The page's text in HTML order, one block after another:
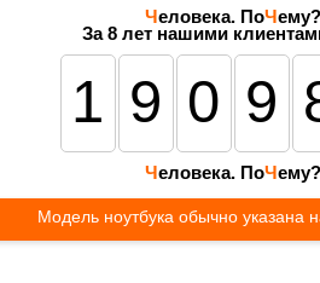
Человека. ПоЧему?
За 8 лет нашими
Человека. ПоЧему?
Модель ноутбука обычно указана